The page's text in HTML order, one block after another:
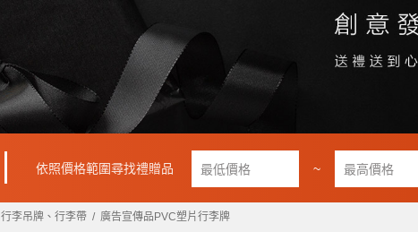
依照價格範圍尋找禮贈品 ~
行李吊牌、行李帶 廣告宣傳品PVC塑片行李牌